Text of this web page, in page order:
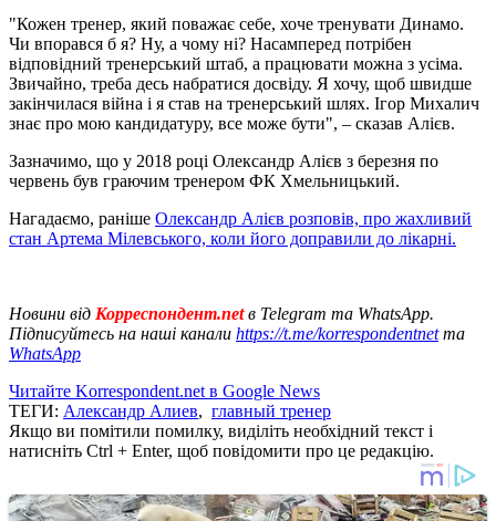
"Кожен тренер, який поважає себе, хоче тренувати Динамо.
Чи впорався б я? Ну, а чому ні? Насамперед потрібен
відповідний тренерський штаб, а працювати можна з усіма.
Звичайно, треба десь набратися досвіду. Я хочу, щоб швидше
закінчилася війна і я став на тренерський шлях. Ігор Михалич
знає про мою кандидатуру, все може бути", – сказав Алієв.
Зазначимо, що у 2018 році Олександр Алієв з березня по
червень був граючим тренером ФК Хмельницький.
Нагадаємо, раніше Олександр Алієв розповів, про жахливий
стан Артема Мілевського, коли його доправили до лікарні.
Новини від Корреспондент.netв Telegram та WhatsApp.
Підписуйтесь на наші канали https://t.me/korrespondentnetта
WhatsApp
Читайте Korrespondent.net в Google News
ТЕГИ: Александр Алиев, главный тренер
Якщо ви помітили помилку, виділіть необхідний текст і
натисніть Ctrl + Enter, щоб повідомити про це редакцію.